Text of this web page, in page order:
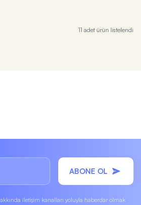
11 adet ürün listelendi
ABONE OL
iletişim kanalları yoluyla haberdar olmak